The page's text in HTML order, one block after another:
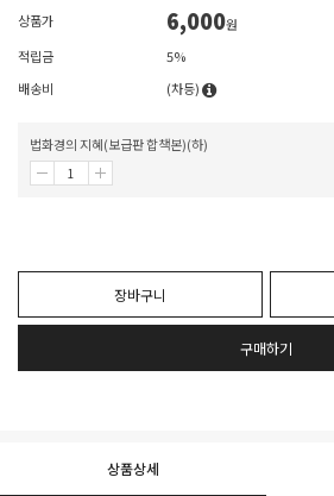
상품가 6,000원
적립금
5%
배송비
(차등)
법화경의 지혜(보급판 합책본)(하)
장바구니
구매하기
상품상세